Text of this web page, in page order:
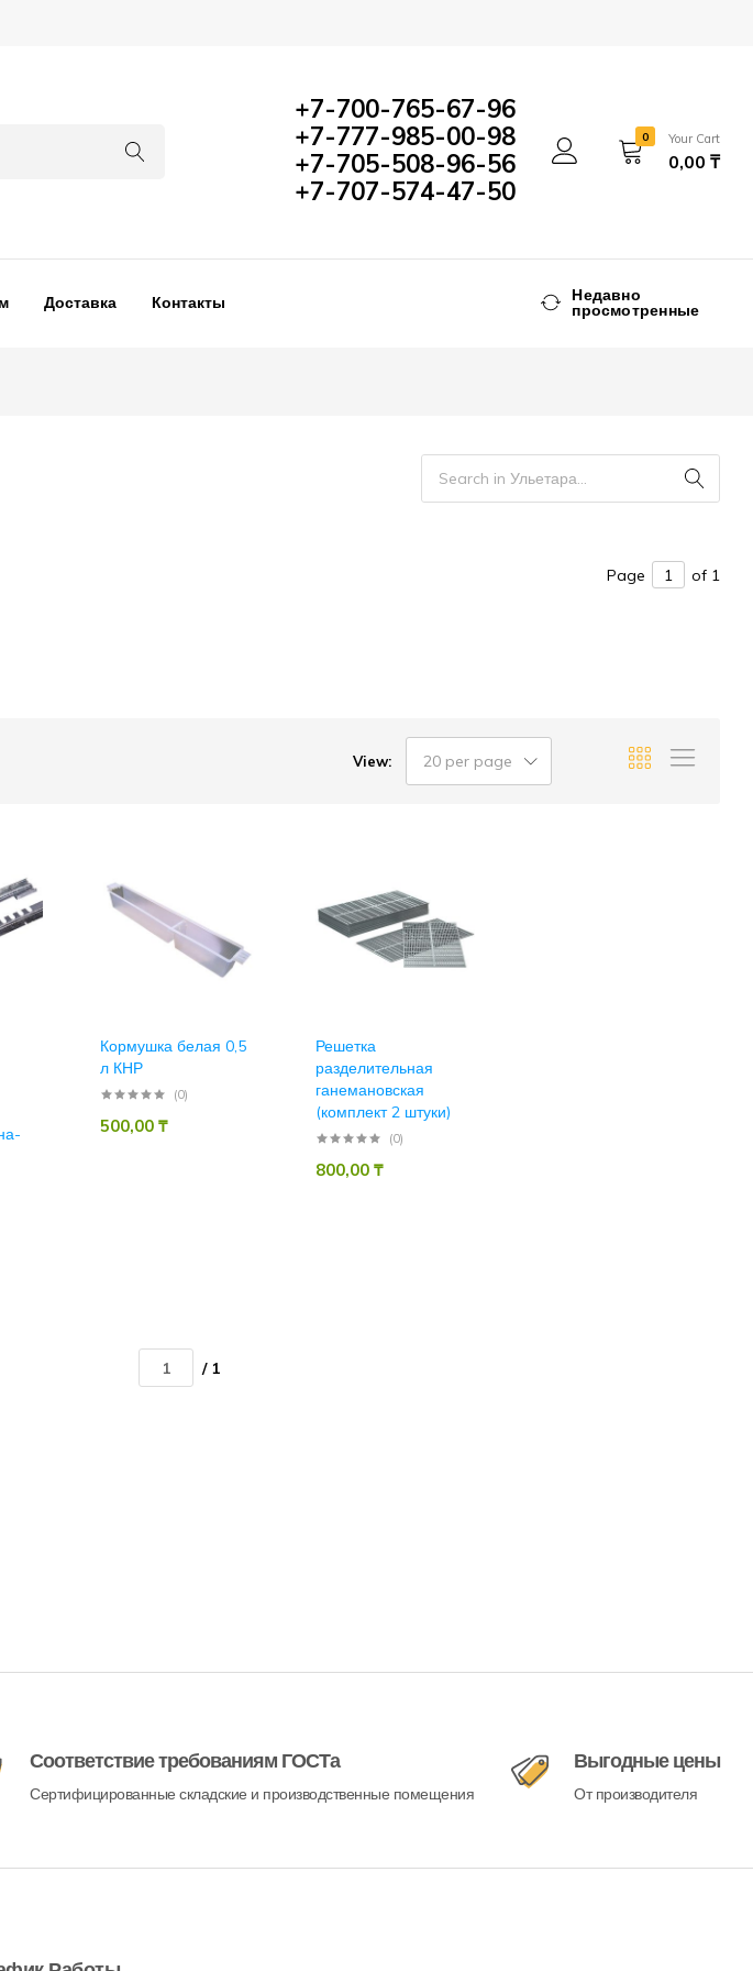
+7-700-765-67-96
+7-777-985-00-98
+7-705-508-96-56
+7-707-574-47-50
0 Your Cart
0,00 ₸
Доставка Контакты Недавно
просмотренные
Page of 1
View: 20 per page
Кормушка белая 0,5
л КНР
(0)
500,00 ₸
Решетка
разделительная
ганемановская
(комплект 2 штуки)
(0)
800,00₸
/ 1
Соответствие требованиям ГОСТа
Сертифицированные складские и производственные помещения
Выгодные цены
От производителя